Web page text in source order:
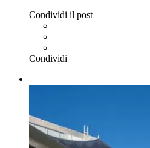
Condividi il post
Condividi